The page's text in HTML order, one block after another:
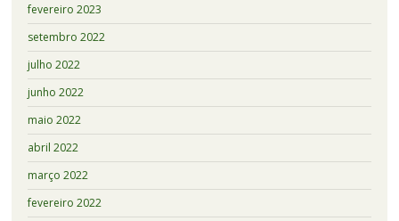
fevereiro 2023
setembro 2022
julho 2022
junho 2022
maio 2022
abril 2022
março 2022
fevereiro 2022